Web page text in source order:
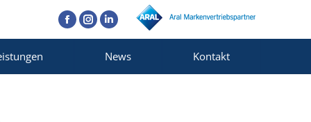
Facebook
InstagramLinkedin
News Kontakt